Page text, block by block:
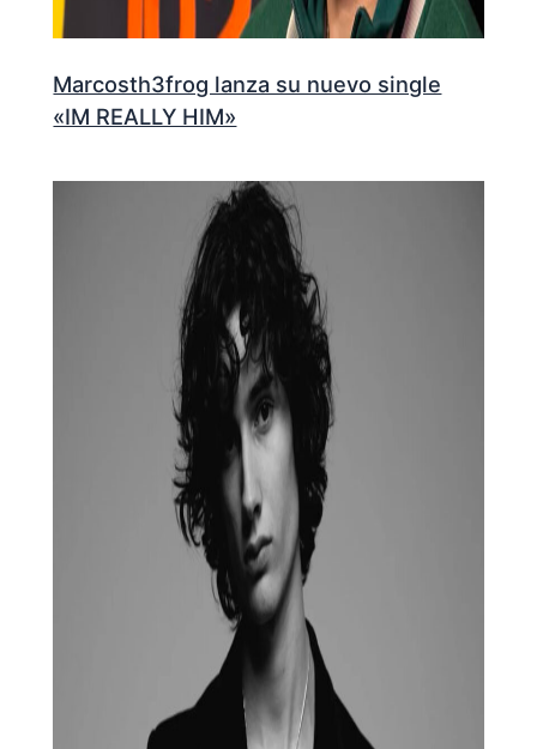
Marcosth3frog lanza su nuevo single
«IM REALLY HIM»